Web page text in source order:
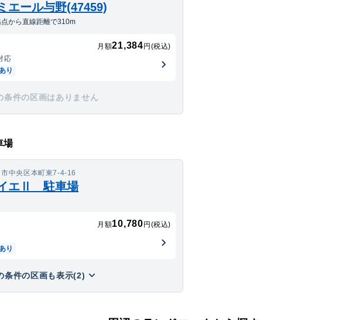
ール与野(47459)
から直線距離で310m
月額21,384 円(税込)
応
り
条件の区画はありません
場
中央区本町東7-4-16
エⅡ 駐車場
月額10,780 円(税込)
り
条件の区画も表示(2)